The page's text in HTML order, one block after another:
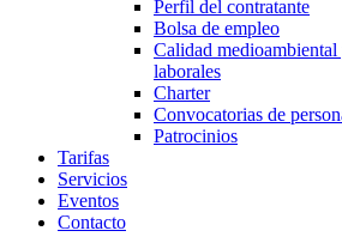
Perfil del contratante
Bolsa de empleo
Calidad
laborales
Charter
Convocatorias de
Patrocinios
Tarifas
Servicios
Eventos
Contacto